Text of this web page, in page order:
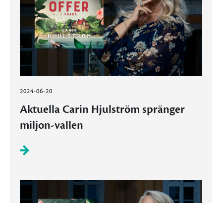
2024-06-20
Aktuella Carin Hjulström spränger
miljon-vallen